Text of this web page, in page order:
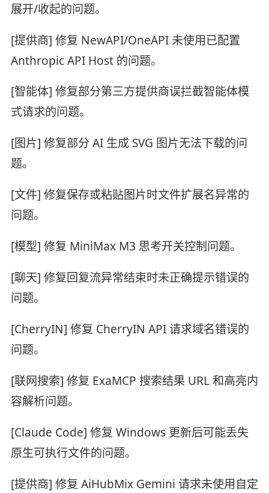
展开/收起的问题。
[提供商] 修复 NewAPI/OneAPI 未使用已配置
Anthropic API Host 的问题。
[智能体] 修复部分第三方提供商误拦截智能体模
式请求的问题。
[图片] 修复部分 AI 生成 SVG 图片无法下载的问
题。
[文件] 修复保存或粘贴图片时文件扩展名异常的
问题。
[模型] 修复 MiniMax M3 思考开关控制问题。
[聊天] 修复回复流异常结束时未正确提示错误的
问题。
[CherryIN] 修复 CherryIN API 请求域名错误的
问题。
[联网搜索] 修复 ExaMCP 搜索结果 URL 和高亮内
容解析问题。
[Claude Code] 修复 Windows 更新后可能丢失
原生可执行文件的问题。
[提供商] 修复 AiHubMix Gemini 请求未使用自定